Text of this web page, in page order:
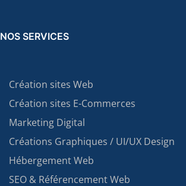
NOS SERVICES
Création sites Web
Création sites E-Commerces
Marketing Digital
Créations Graphiques / UI/UX Design
Hébergement Web
SEO & Référencement Web